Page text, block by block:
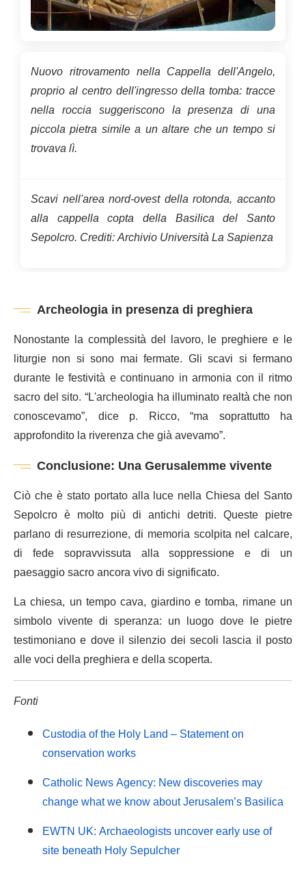
Nuovo ritrovamento nella Cappella dell'Angelo,
proprio al centro dell'ingresso della tomba: tracce
nella roccia suggeriscono la presenza di una
piccola pietra simile a un altare che un tempo si
trovava lì.
Scavi nell'area nord-ovest della rotonda, accanto
alla cappella copta della Basilica del Santo
Sepolcro. Crediti: Archivio Università La Sapienza
Archeologia in presenza di preghiera
Nonostante la complessità del lavoro, le preghiere e le
liturgie non si sono mai fermate. Gli scavi si fermano
durante le festività e continuano in armonia con il ritmo
sacro del sito. “L'archeologia ha illuminato realtà che non
conoscevamo”, dice p. Ricco, “ma soprattutto ha
approfondito la riverenza che già avevamo”.
Conclusione: Una Gerusalemme vivente
Ciò che è stato portato alla luce nella Chiesa del Santo
Sepolcro è molto più di antichi detriti. Queste pietre
parlano di resurrezione, di memoria scolpita nel calcare,
di fede sopravvissuta alla soppressione e di un
paesaggio sacro ancora vivo di significato.
La chiesa, un tempo cava, giardino e tomba, rimane un
simbolo vivente di speranza: un luogo dove le pietre
testimoniano e dove il silenzio dei secoli lascia il posto
alle voci della preghiera e della scoperta.
Fonti
Custodia of the Holy Land – Statement on
conservation works
Catholic News Agency: New discoveries may
change what we know about Jerusalem’s Basilica
EWTN UK: Archaeologists uncover early use of
site beneath Holy Sepulcher